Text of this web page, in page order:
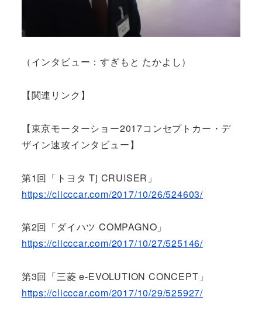
（インタビュー：すぎもと たかよし）
【関連リンク】
【東京モーターショー2017コンセプトカー・デ
ザイン速攻インタビュー】
第1回「トヨタ Tj CRUISER」
https://clicccar.com/2017/10/26/524603/
第2回「ダイハツ COMPAGNO」
https://clicccar.com/2017/10/27/525146/
第3回「三菱 e-EVOLUTION CONCEPT」
https://clicccar.com/2017/10/29/525927/